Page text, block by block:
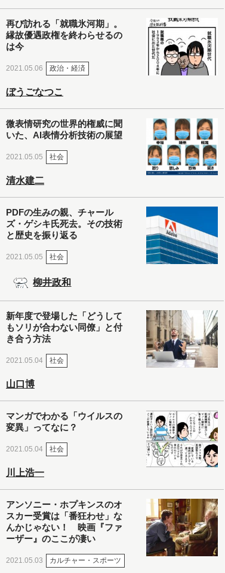
再び訪れる「就職氷河期」。
縁故優遇政権を終わらせるの
は今
2021.05.06 政治・経済
ぼうごなつこ
微表情研究の世界的権威に聞
いた、AI表情分析技術の展望
2021.05.05 社会
清水建二
PDFの生みの親、チャール
ズ・ゲシキ氏死去。その技術
と歴史を振り返る
2021.05.05 社会
柳井政和
新年度で登場した「どうして
もソリが合わない同僚」と付
き合う方法
2021.05.04 社会
山口博
マンガでわかる「ウイルスの
変異」ってなに？
2021.05.04 社会
川上浩一
アンソニー・ホプキンスのオ
スカー受賞は「番狂わせ」な
んかじゃない！ 映画『ファ
ーザー』のここが凄い
2021.05.03 カルチャー・スポーツ